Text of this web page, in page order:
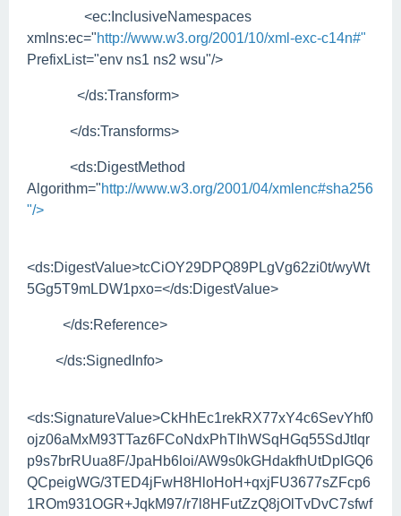
<ec:InclusiveNamespaces
xmlns:ec="http://www.w3.org/2001/10/xml-exc-c14n#"
PrefixList="env ns1 ns2 wsu"/>
</ds:Transform>
</ds:Transforms>
<ds:DigestMethod
Algorithm="http://www.w3.org/2001/04/xmlenc#sha256
"/>
<ds:DigestValue>tcCiOY29DPQ89PLgVg62zi0t/wyWt
5Gg5T9mLDW1pxo=</ds:DigestValue>
</ds:Reference>
</ds:SignedInfo>
<ds:SignatureValue>CkHhEc1rekRX77xY4c6SevYhf0
ojz06aMxM93TTaz6FCoNdxPhTIhWSqHGq55SdJtIqr
p9s7brRUua8F/JpaHb6loi/AW9s0kGHdakfhUtDpIGQ6
QCpeigWG/3TED4jFwH8HloHoH+qxjFU3677sZFcp6
1ROm931OGR+JqkM97/r7l8HFutZzQ8jOlTvDvC7sfwf